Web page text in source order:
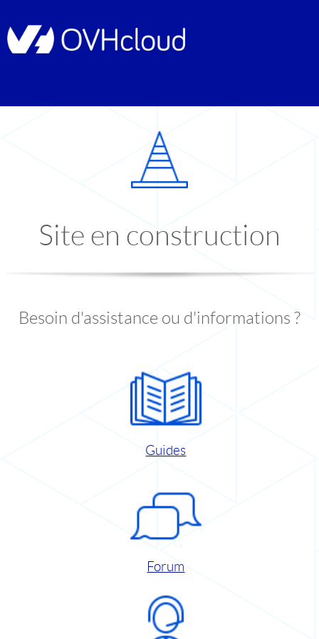
Site en construction
Besoin d'assistance ou d'informations ?
Guides
Forum